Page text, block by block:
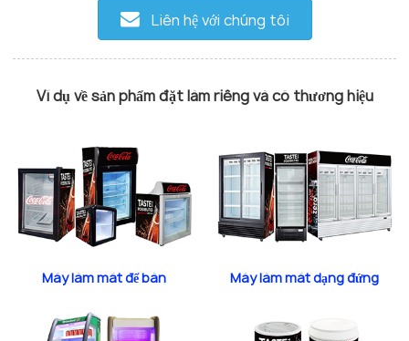
Liên hệ với chúng tôi
Ví dụ về sản phẩm đặt làm riêng và có thương hiệu
Máy làm mát để bàn Máy làm mát dạng đứng